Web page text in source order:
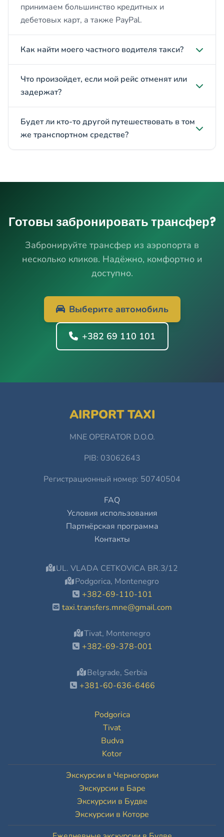
принимаем большинство кредитных и
дебетовых карт, а также PayPal.
Как найти моего частного водителя такси?
Что произойдет, если мой рейс отменят или
задержат?
Будет ли кто-то другой путешествовать в том
же транспортном средстве?
Готовы забронировать трансфер?
Забронируйте трансфер из аэропорта в
несколько кликов. Надёжно, комфортно и
доступно.
Выберите автомобиль
+382 69 110 101
AIRPORT TAXI
MNE OPERATOR D.O.O.
PIB: 03062643
Регистрационный номер: 50740504
FAQ
Условия использования
Партнёрская программа
Контакты
UL. VLADA CETKOVICA BR.3/12
Podgorica, Montenegro
+382-69-110-101
taxi.transfers.mne@gmail.com
Tivat, Montenegro
+382-69-378-001
Belgrade, Serbia
+381-60-636-6466
Podgorica
Tivat
Budva
Kotor
Экскурсии в Черногории
Экскурсии в Баре
Экскурсии в Будве
Экскурсии в Которе